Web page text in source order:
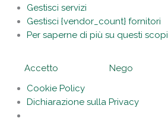
Gestisci servizi
Gestisci {vendor_count} fornitori
Per saperne di più su questi scopi
Accetto Nego
Cookie Policy
Dichiarazione sulla Privacy